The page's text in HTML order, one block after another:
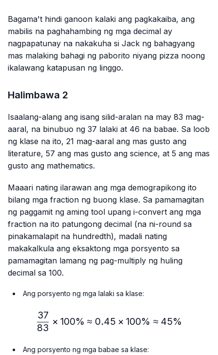
Bagama't hindi ganoon kalaki ang pagkakaiba, ang
mabilis na paghahambing ng mga decimal ay
nagpapatunay na nakakuha si Jack ng bahagyang
mas malaking bahagi ng paborito niyang pizza noong
ikalawang katapusan ng linggo.
Halimbawa 2
Isaalang-alang ang isang silid-aralan na may 83 mag-
aaral, na binubuo ng 37 lalaki at 46 na babae. Sa loob
ng klase na ito, 21 mag-aaral ang mas gusto ang
literature, 57 ang mas gusto ang science, at 5 ang mas
gusto ang mathematics.
Maaari nating ilarawan ang mga demograpikong ito
bilang mga fraction ng buong klase. Sa pamamagitan
ng paggamit ng aming tool upang i-convert ang mga
fraction na ito patungong decimal (na ni-round sa
pinakamalapit na hundredth), madali nating
makakalkula ang eksaktong mga porsyento sa
pamamagitan lamang ng pag-multiply ng huling
decimal sa 100.
Ang porsyento ng mga lalaki sa klase:
\frac{37}{83} × 100\%≈
83
37
× 100% ≈ 0.45 × 100% ≈ 45%
Ang porsyento ng mga babae sa klase: